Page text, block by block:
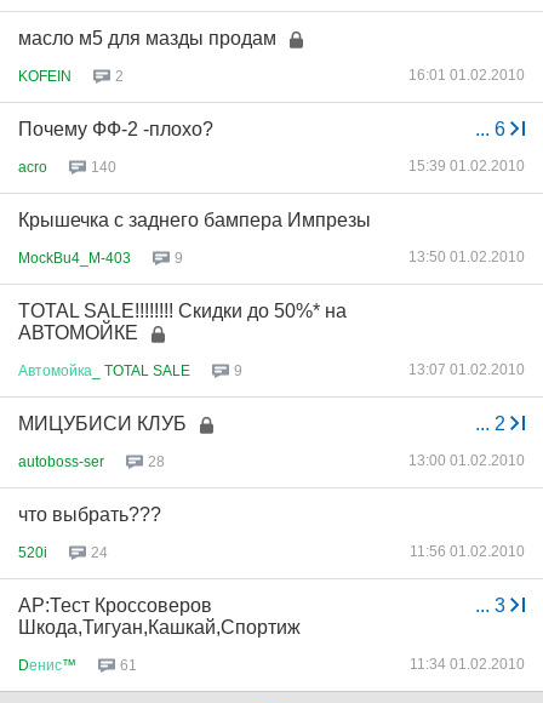
масло м5 для мазды продам
KOFEIN 2 16:01 01.02.2010
... 6
Почему ФФ-2 -плохо?
acro 140 15:39 01.02.2010
Крышечка с заднего бампера Импрезы
MockBu4_M-403 9 13:50 01.02.2010
TOTAL SALE!!!!!!!! Скидки до 50%* на
АВТОМОЙКЕ
Автомойка _ TOTAL SALE 9 13:07 01.02.2010
... 2
МИЦУБИСИ КЛУБ
autoboss-ser 28 13:00 01.02.2010
что выбрать???
520i 24 11:56 01.02.2010
... 3
АР:Тест Кроссоверов
Шкода,Тигуан,Кашкай,Спортиж
Dенис™ 61 11:34 01.02.2010